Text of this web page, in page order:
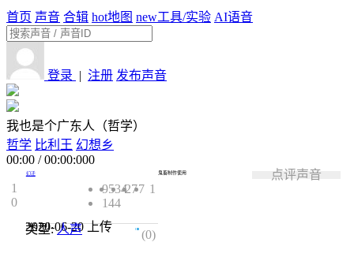
首页 声音 合辑 hot地图 new工具/实验 AI语音
登录 | 注册 发布声音
我也是个广东人（哲学）
哲学 比利王 幻想乡
00:00 /00:00:000
1
0
幻迁
9534277 1
144
2020-06-20上传
类型:人声 0.0
(0)
鬼畜制作使用 点评声音